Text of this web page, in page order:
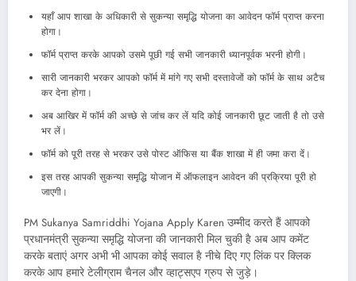
यहाँ आप शाखा के अधिकारी से सुकन्या समृद्धि योजना का आवेदन फॉर्म प्राप्त करना
होगा।
फॉर्म प्राप्त करके आपको उसमे पूछी गई सभी जानकारी ध्यानपूर्वक भरनी होगी।
सारी जानकारी भरकर आपको फॉर्म में मांगे गए सभी दस्तावेजों को फॉर्म के साथ अटैच
कर देना होगा।
अब आखिर में फॉर्म की अच्छे से जांच कर लें यदि कोई जानकारी छूट जाती है तो उसे
भर लें।
फॉर्म को पूरी तरह से भरकर उसे पोस्ट ऑफिस या बैंक शाखा में ही जमा करा दें।
इस तरह आपकी सुकन्या समृद्धि योजान में ऑफलाइन आवेदन की प्रक्रिया पूरी हो
जाएगी।
PM Sukanya Samriddhi Yojana Apply Karen उम्मीद करते हैं आपको
प्रधानमंत्री सुकन्या समृद्धि योजना की जानकारी मिल चुकी है अब आप कमेंट
करके बताएं अगर अभी भी आपका कोई सवाल है नीचे दिए गए लिंक पर क्लिक
करके आप हमारे टेलीग्राम चैनल और व्हाट्सएप ग्रुप से जुड़े।